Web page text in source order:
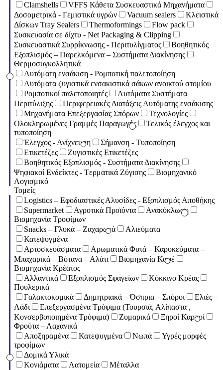
Clamshells
VFFS Κάθετα Συσκευαστικά Μηχανήματα
Δοσομετρικά - Γεμιστικά υγρών
Vacuum sealers
Κλειστικά
Δίσκων Tray Sealers
Thermoformings
Flow pack
Συσκευασία σε δίχτυ - Net Packaging & Clipping
Συσκευαστικά Συρρίκνωσης - Περιτυλίγματος
Βοηθητικός
Εξοπλισμός – Παρελκόμενα – Συστήματα Διακίνησης
Θερμοσυγκολλητικά
Αυτόματη ενσάκιση - Ρομποτική παλετοποίηση
Αυτόματα ζυγιστικά ενσακιστικά σάκων ανοικτού στομίου
Ρομποτικοί παλετοποιητές
Αυτόματα Συστήματα
Περιτύλιξης
Περιφερειακές Διατάξεις Αυτόματης ενσάκισης
Μηχανήματα Επεξεργασίας Σπόρων
Τεχνολογίες
Ολοκληρωμένες Γραμμές Παραγωγής
Τελικός έλεγχος και
τυποποίηση
Έλεγχος - Ανίχνευση
Σήμανση - Τυποποίηση
Ετικετέζες
Ζυγιστικές Ετικετέζες
Βοηθητικός Εξοπλισμός - Συστήματα Διακίνησης
Ψηφιακοί Ενδείκτες - Tερματικά Ζύγισης
Βιομηχανικό
Λογισμικό
Τομείς
Logistics – Εφοδιαστικές Αλυσίδες - Εξοπλισμός Αποθήκης
Supermarket
Αγροτικά Προϊόντα
Ανακύκλωση
Βιομηχανία Τροφίμων
Snacks – Γλυκά – Ζαχαρωτά
Αλιεύματα
Κατεψυγμένα
Αρτοσκευάσματα
Αρωματικά Φυτά – Καρυκεύματα –
Μπαχαρικά – Βότανα – Αλάτι
Βιομηχανία Καφέ
Βιομηχανία Κρέατος
Αλλαντικά
Εξοπλισμός Σφαγείων
Κόκκινο Κρέας
Πουλερικά
Γαλακτοκομικά
Δημητριακά – Όσπρια – Σπόροι
Ελιές –
Λάδι
Επεξεργασμένα Τρόφιμα (Τουρσιά, Αλίπαστα ,
Κονσερβοποιημένα Τρόφιμα)
Ζυμαρικά
Ξηροί Καρποί
Φρούτα – Λαχανικά
Αποξηραμένα
Κατεψυγμένα Νωπά
Υγρές μορφές
τροφίμων
Δομικά Υλικά
Κονιάματα
Λατομεία
Μέταλλα